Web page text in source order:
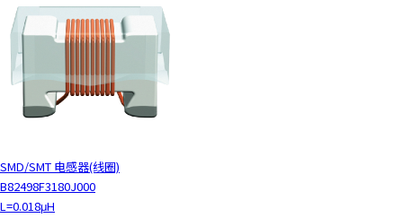
SMD/SMT 电感器(线圈)
B82498F3180J000
L=0.018μH